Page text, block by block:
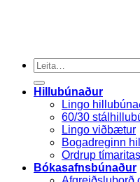
Search
for:
Hillubúnaður
Lingo
60/30
Lingo viðbætur
Bogadreginn
Ordrup
Bókasafnsbúnaður